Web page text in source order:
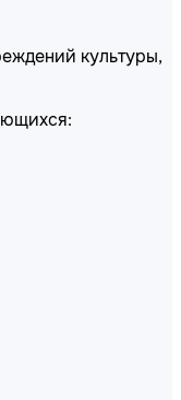
культуры,